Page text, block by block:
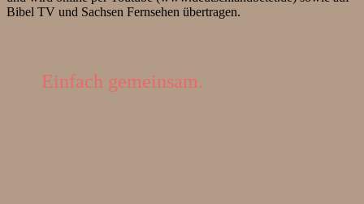
Bibel TV und Sachsen Fernsehen übertragen.
Einfach gemeinsam.